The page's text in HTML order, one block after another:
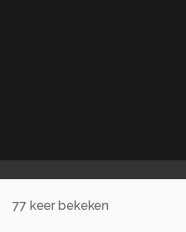
77 keer bekeken